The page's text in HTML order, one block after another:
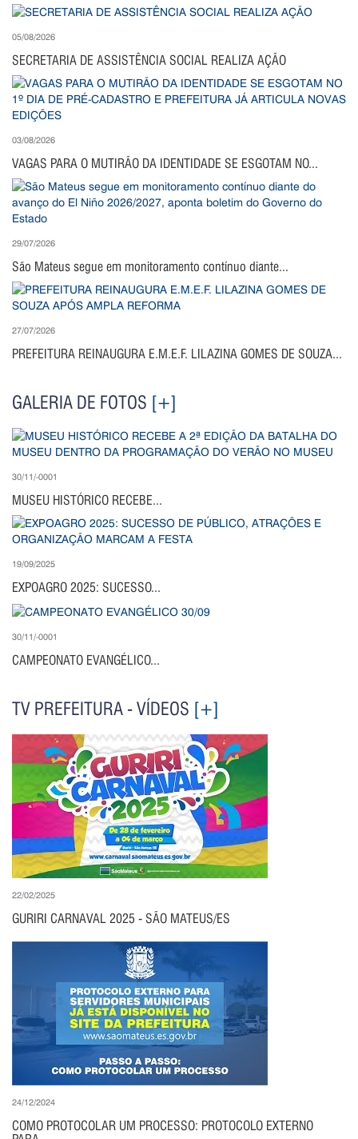
05/08/2026
SECRETARIA DE ASSISTÊNCIA SOCIAL REALIZA AÇÃO
03/08/2026
VAGAS PARA O MUTIRÃO DA IDENTIDADE SE ESGOTAM NO...
29/07/2026
São Mateus segue em monitoramento contínuo diante...
27/07/2026
PREFEITURA REINAUGURA E.M.E.F. LILAZINA GOMES DE SOUZA...
GALERIA DE FOTOS [+]
30/11/-0001
MUSEU HISTÓRICO RECEBE...
19/09/2025
EXPOAGRO 2025: SUCESSO...
30/11/-0001
CAMPEONATO EVANGÉLICO...
TV PREFEITURA - VÍDEOS [+]
22/02/2025
GURIRI CARNAVAL 2025 - SÃO MATEUS/ES
24/12/2024
COMO PROTOCOLAR UM PROCESSO: PROTOCOLO EXTERNO